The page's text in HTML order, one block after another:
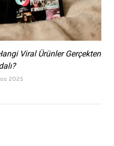
Viral Ürünler Gerçekten
2025